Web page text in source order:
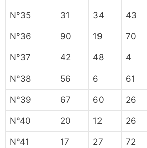
N°35 31 34 43
N°36 90 19 70
N°37 42 48 4
N°38 56 6 61
N°39 67 60 26
N°40 20 12 26
N°41 17 27 72